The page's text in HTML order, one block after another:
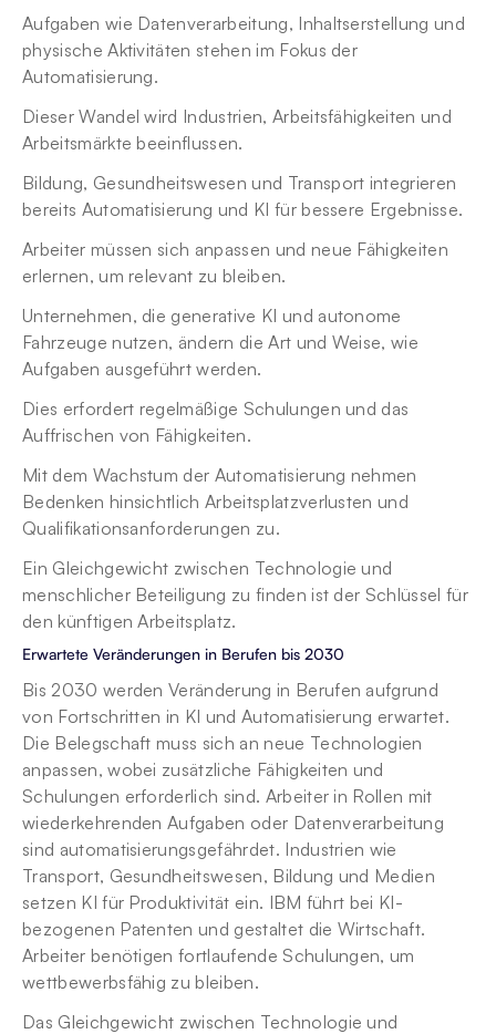
Aufgaben wie Datenverarbeitung, Inhaltserstellung und
physische Aktivitäten stehen im Fokus der
Automatisierung.
Dieser Wandel wird Industrien, Arbeitsfähigkeiten und
Arbeitsmärkte beeinflussen.
Bildung, Gesundheitswesen und Transport integrieren
bereits Automatisierung und KI für bessere Ergebnisse.
Arbeiter müssen sich anpassen und neue Fähigkeiten
erlernen, um relevant zu bleiben.
Unternehmen, die generative KI und autonome
Fahrzeuge nutzen, ändern die Art und Weise, wie
Aufgaben ausgeführt werden.
Dies erfordert regelmäßige Schulungen und das
Auffrischen von Fähigkeiten.
Mit dem Wachstum der Automatisierung nehmen
Bedenken hinsichtlich Arbeitsplatzverlusten und
Qualifikationsanforderungen zu.
Ein Gleichgewicht zwischen Technologie und
menschlicher Beteiligung zu finden ist der Schlüssel für
den künftigen Arbeitsplatz.
Erwartete Veränderungen in Berufen bis 2030
Bis 2030 werden Veränderung in Berufen aufgrund
von Fortschritten in KI und Automatisierung erwartet.
Die Belegschaft muss sich an neue Technologien
anpassen, wobei zusätzliche Fähigkeiten und
Schulungen erforderlich sind. Arbeiter in Rollen mit
wiederkehrenden Aufgaben oder Datenverarbeitung
sind automatisierungsgefährdet. Industrien wie
Transport, Gesundheitswesen, Bildung und Medien
setzen KI für Produktivität ein. IBM führt bei KI-
bezogenen Patenten und gestaltet die Wirtschaft.
Arbeiter benötigen fortlaufende Schulungen, um
wettbewerbsfähig zu bleiben.
Das Gleichgewicht zwischen Technologie und